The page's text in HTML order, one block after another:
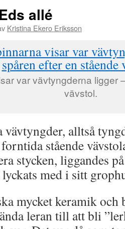
allé
Kristina Ekero Eriksson
var vävtyngderna ligger
vävstol.
vävtyngder, alltså
stående
stycken, liggandes
med i sitt
mycket keramik och
leran till att bli